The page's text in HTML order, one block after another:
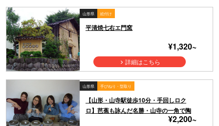
山形県 絵付け
平清焼七右エ門窯
¥1,320~
詳細はこちら
山形県 手びねり・型取り
【山形・山寺駅徒歩10分・手回しロク
ロ】芭蕉も詠んだ名勝・山寺の一角で陶
芸体験！参道の階段をのぼってタイムス
¥2,200~